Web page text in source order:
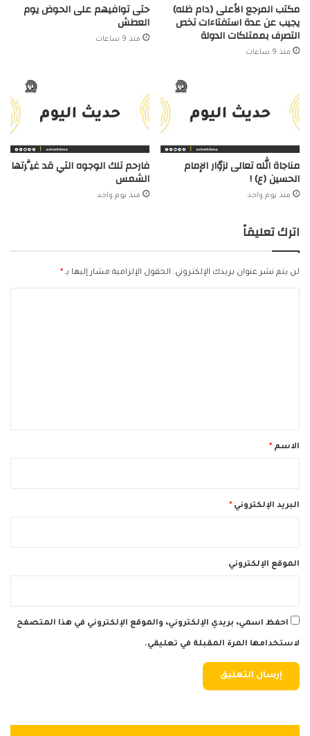
مكتب المرجع الأعلى (دام ظله)
يجيب عن عدة استفتاءات تخص
التصرف بممتلكات الدولة
منذ 9 ساعات
حتى توافيهم على الحوض يوم
العطش
منذ 9 ساعات
مناجاة الله تعالى لزوّار الإمام
الحسين (ع) !
منذ يوم واحد
فارحم تلك الوجوه التي قد غيَّرتها
الشمس
منذ يوم واحد
اترك تعليقاً
لن يتم نشر عنوان بريدك الإلكتروني. الحقول الإلزامية مشار إليها بـ *
*الاسم *
البريد الإلكتروني *
الموقع الإلكتروني
احفظ اسمي، بريدي الإلكتروني، والموقع الإلكتروني في هذا المتصفح
لاستخدامها المرة المقبلة في تعليقي.